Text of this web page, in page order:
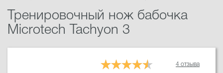
Тренировочный нож бабочка
Microtech Tachyon 3
4 отзыва